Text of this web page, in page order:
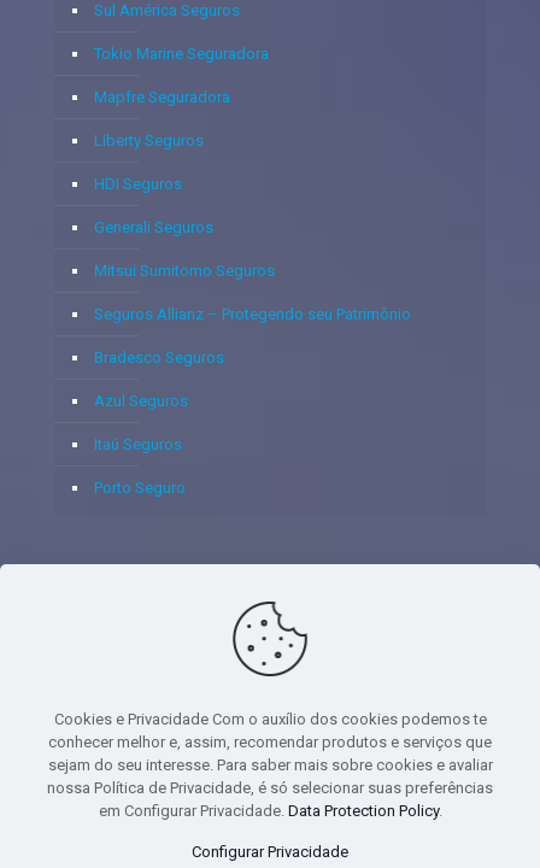
Sul América Seguros
Tokio Marine Seguradora
Mapfre Seguradora
Liberty Seguros
HDI Seguros
Generali Seguros
Mitsui Sumitomo Seguros
Seguros Allianz – Protegendo seu Patrimônio
Bradesco Seguros
Azul Seguros
Itaú Seguros
Porto Seguro
© 2020 - Yoshie & Maia Corretora de Seguros Ltda - CNPJ:
05.459.716/0001-75 - SUSEP: 100637106 AV DOS
PAVIMENTO - CEP 06.020-012 - VILA YARA - OSASCO - UF SP -
TELEFONE - (11) 8251-9266
Cookies e Privacidade Com o auxílio dos cookies podemos te
conhecer melhor e, assim, recomendar produtos e serviços que
sejam do seu interesse. Para saber mais sobre cookies e avaliar
nossa Política de Privacidade, é só selecionar suas preferências
em Configurar Privacidade. Data Protection Policy.
Configurar Privacidade
1.23, user_data: { email_address: 'johnsmith@email.com', phone_number: